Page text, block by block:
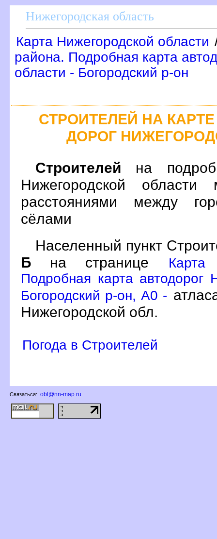
Нижегородская область
Карта Нижегородской области
района. Подробная карта
области - Богородский р-он
СТРОИТЕЛЕЙ НА
ДОРОГ
Строителей на
Нижегородской
расстояниями между
сёлами
Населенный пункт
Б на странице
Карта
Подробная карта автодорог
Богородский р-он, A0 -
Нижегородской обл.
Погода в Строителей
Связаться: obl@nn-map.ru